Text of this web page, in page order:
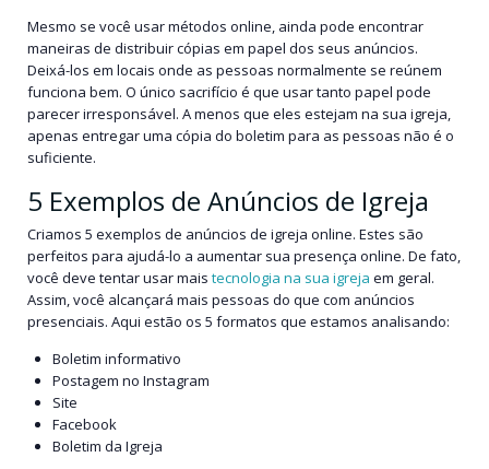
Mesmo se você usar métodos online, ainda pode encontrar
maneiras de distribuir cópias em papel dos seus anúncios.
Deixá-los em locais onde as pessoas normalmente se reúnem
funciona bem. O único sacrifício é que usar tanto papel pode
parecer irresponsável. A menos que eles estejam na sua igreja,
apenas entregar uma cópia do boletim para as pessoas não é o
suficiente.
5 Exemplos de Anúncios de Igreja
Criamos 5 exemplos de anúncios de igreja online. Estes são
perfeitos para ajudá-lo a aumentar sua presença online. De fato,
você deve tentar usar mais tecnologia na sua igreja em geral.
Assim, você alcançará mais pessoas do que com anúncios
presenciais. Aqui estão os 5 formatos que estamos analisando:
Boletim informativo
Postagem no Instagram
Site
Facebook
Boletim da Igreja